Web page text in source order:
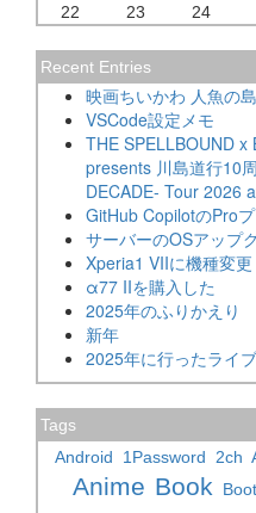
22
23 24
Recent Entries
映画ちいかわ 人魚の
VSCode設定メモ
THE SPELLBOUND x
presents 川島道行10
DECADE- Tour 2026
GitHub CopilotのPro
サーバーのOSアップ
Xperia1 VIIに機種変更
α77 IIを購入した
2025年のふりかえり
新年
2025年に行ったライブ
Tags
Android
1Password 2ch
Anime Book